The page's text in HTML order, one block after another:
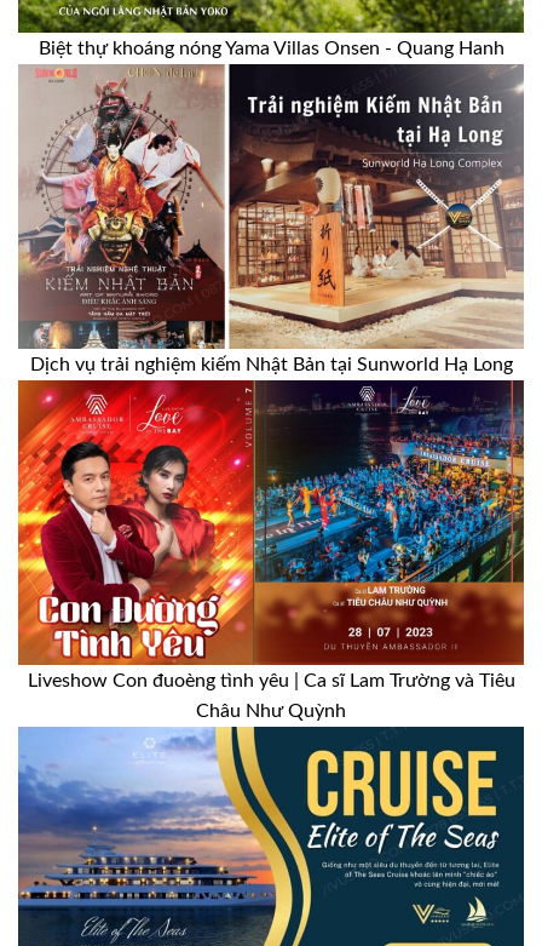
Biệt thự khoáng nóng Yama Villas Onsen - Quang Hanh
Dịch vụ trải nghiệm kiếm Nhật Bản tại Sunworld Hạ Long
Liveshow Con đuoèng tình yêu | Ca sĩ Lam Trường và Tiêu
Châu Như Quỳnh